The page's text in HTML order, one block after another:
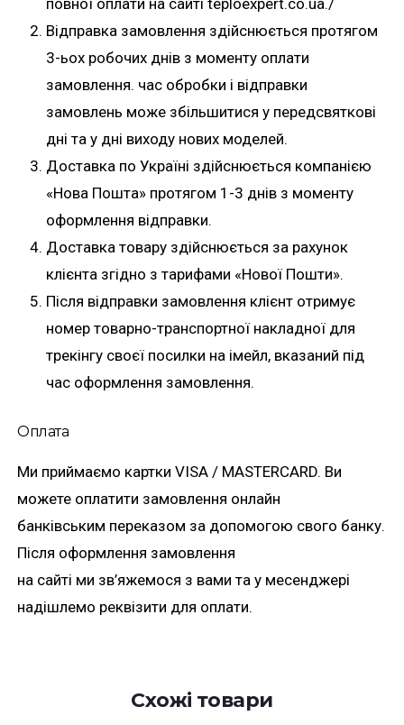
Відправка замовлення здійснюється протягом
3-ьох робочих днів з моменту оплати
замовлення. час обробки і відправки
замовлень може збільшитися у передсвяткові
дні та у дні виходу нових моделей.
Доставка по Україні здійснюється компанією
«Нова Пошта» протягом 1-3 днів з моменту
оформлення відправки.
Доставка товару здійснюється за рахунок
клієнта згідно з тарифами «Нової Пошти».
Після відправки замовлення клієнт отримує
номер товарно-транспортної накладної для
трекінгу своєї посилки на імейл, вказаний під
час оформлення замовлення.
Оплата
Ми приймаємо картки VISA / MASTERCARD. Ви
можете оплатити замовлення онлайн
банківським переказом за допомогою свого банку.
Після оформлення замовлення
на сайті ми зв’яжемося з вами та у месенджері
надішлемо реквізити для оплати.
Схожі товари